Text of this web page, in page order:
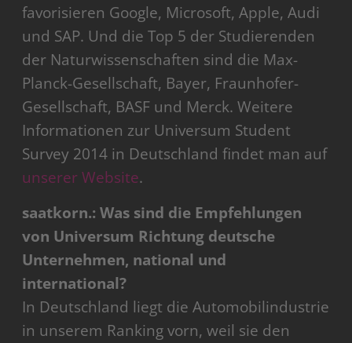
favorisieren Google, Microsoft, Apple, Audi
und SAP. Und die Top 5 der Studierenden
der Naturwissenschaften sind die Max-
Planck-Gesellschaft, Bayer, Fraunhofer-
Gesellschaft, BASF und Merck. Weitere
Informationen zur Universum Student
Survey 2014 in Deutschland findet man auf
unserer Website.
saatkorn.: Was sind die Empfehlungen
von Universum Richtung deutsche
Unternehmen, national und
international?
In Deutschland liegt die Automobilindustrie
in unserem Ranking vorn, weil sie den